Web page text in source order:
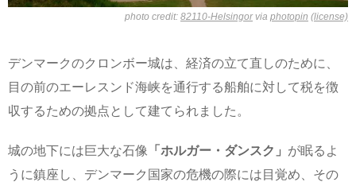
photo credit: 82110-Helsingorvia photopin (license)
デンマークのクロンボー城は、経済の立て直しのために、
目の前のエーレスンド海峡を通行する船舶に対して税を徴
収するための拠点として建てられました。
城の地下には巨大な石像 「ホルガー・ダンスク」 が眠るよ
うに鎮座し、デンマーク国家の危機の際には目覚め、その